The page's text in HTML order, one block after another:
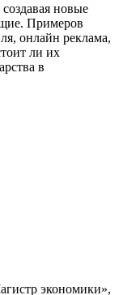
новые
Примеров
онлайн реклама,
ли их
в
экономики»,